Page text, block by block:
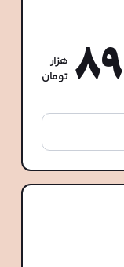
هزار
تومان